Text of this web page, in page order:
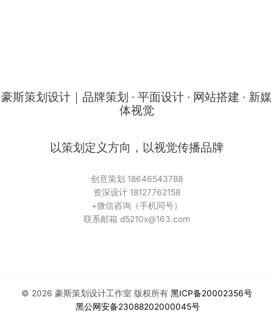
豪斯策划设计｜品牌策划 · 平面设计 · 网站搭建 · 新媒
体视觉
以策划定义方向，以视觉传播品牌
创意策划 18646543788
资深设计 18127762158
+微信咨询（手机同号）
联系邮箱 d5210x@163.com
© 2026 豪斯策划设计工作室 版权所有黑ICP备20002356号
黑公网安备23088202000045号